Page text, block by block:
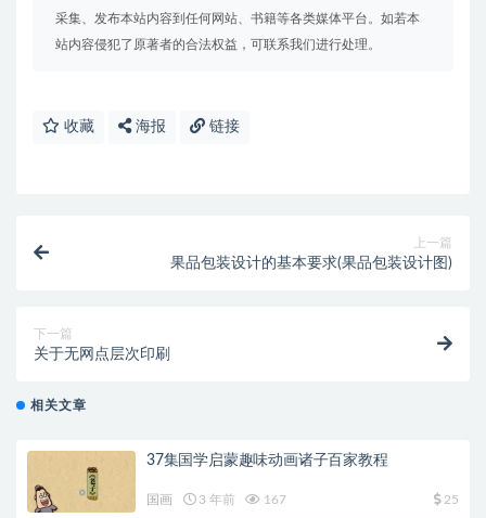
采集、发布本站内容到任何网站、书籍等各类媒体平台。如若本
站内容侵犯了原著者的合法权益，可联系我们进行处理。
收藏 海报 链接
上一篇
果品包装设计的基本要求(果品包装设计图)
下一篇
关于无网点层次印刷
相关文章
37集国学启蒙趣味动画诸子百家教程
国画 3 年前 167 25